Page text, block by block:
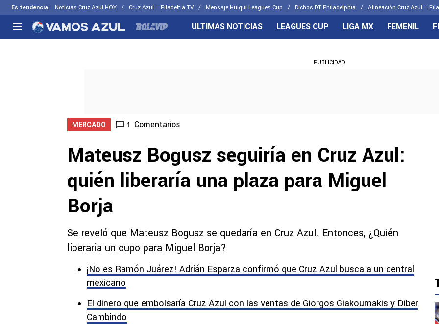
Es tendencia: Noticias Cruz Azul HOY Cruz Azul – Filadelfia TV Mensaje Huiqui Leagues Cup Dichos DT Philadelphia Alineación Cruz Azul –
Selección Mexicana
CELESTES
ULTIMAS NOTICIAS LEAGUES CUP LIGA MX FEMENIL
PUBLICIDAD
MERCADO 1 Comentarios
Mateusz Bogusz seguiría en Cruz Azul:
quién liberaría una plaza para Miguel
Borja
Se reveló que Mateusz Bogusz se quedaría en Cruz Azul. Entonces, ¿Quién
liberaría un cupo para Miguel Borja?
¡No es Ramón Juárez! Adrián Esparza confirmó que Cruz Azul busca a un central
mexicano
El dinero que embolsaría Cruz Azul con las ventas de Giorgos Giakoumakis y Diber
Cambindo